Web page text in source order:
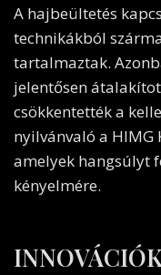
A hajbeültetés
technikákból
tartalmaztak.
jelentősen
csökkentették a
nyilvánvaló a HIMG
amelyek hangsúlyt
kényelmére.